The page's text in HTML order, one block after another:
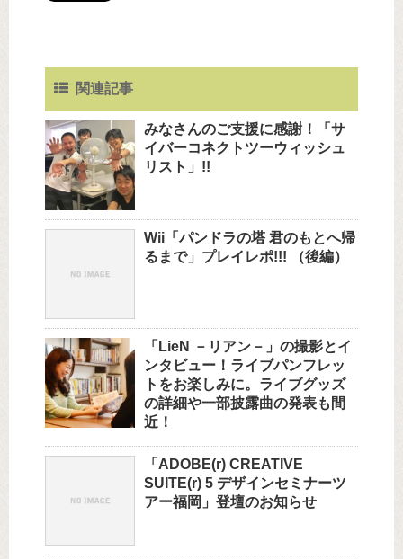
関連記事
みなさんのご支援に感謝！「サ
イバーコネクトツーウィッシュ
リスト」!!
Wii「パンドラの塔 君のもとへ帰
るまで」プレイレポ!!! （後編）
「LieN －リアン－」の撮影とイ
ンタビュー！ライブパンフレッ
トをお楽しみに。ライブグッズ
の詳細や一部披露曲の発表も間
近！
「ADOBE(r) CREATIVE
SUITE(r) 5 デザインセミナーツ
アー福岡」登壇のお知らせ